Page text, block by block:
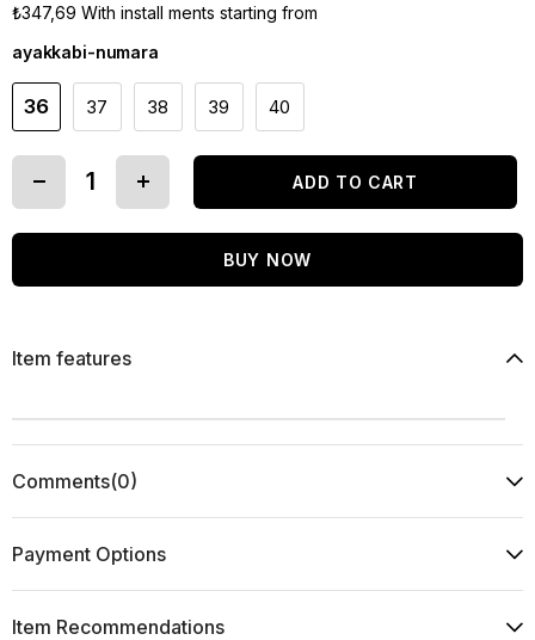
₺347,69 With install ments starting from
ayakkabi-numara
36 37 38 39 40
Item features
Comments(0)
Payment Options
Item Recommendations